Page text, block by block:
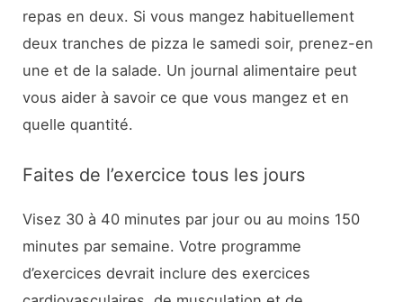
repas en deux. Si vous mangez habituellement
deux tranches de pizza le samedi soir, prenez-en
une et de la salade. Un journal alimentaire peut
vous aider à savoir ce que vous mangez et en
quelle quantité.
Faites de l’exercice tous les jours
Visez 30 à 40 minutes par jour ou au moins 150
minutes par semaine. Votre programme
d’exercices devrait inclure des exercices